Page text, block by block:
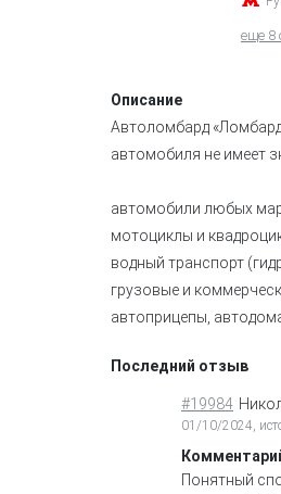
еще 8
Описание
Автоломбард
автомобиля не имеет
автомобили любых
мотоциклы и
водный транспорт
грузовые и
автоприцепы, автодома
Последний отзыв
#19984
01/10/2024,
Понятный